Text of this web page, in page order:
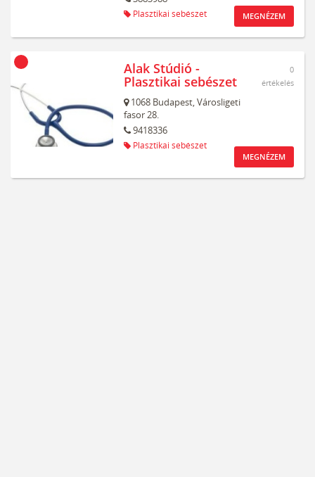
Plasztikai sebészet MEGNÉZEM
Alak Stúdió -
Plasztikai sebészet
1068 Budapest,Városligeti
fasor 28.
9418336
Plasztikai sebészet
0
értékelés
MEGNÉZEM